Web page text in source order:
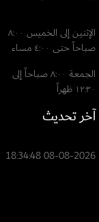
الإثنين إلى الخميس ٨:٠٠
حتى ٤:٠٠ مساء
الجمعة ٨:٠٠ صباحاً إلى
ظهراً
تحديث
08-08-2026